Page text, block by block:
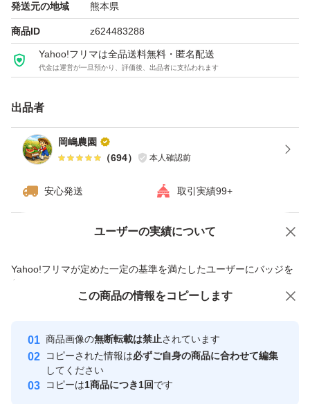
いうちに収穫しています。そのためまだ甘味が乗る前のも
のがほとんどです。時間がたつと赤くなりますが、味は変
わりません。
当農園では、真っ赤に完熟したものだけを収穫しています
ので、とても甘く美味しいトマトになります。
「トマト嫌いの子どもが食べました！」
という声もいただいています。
▼連絡事項
発送元の地域 熊本県
商品ID z624483288
Yahoo!フリマは全品送料無料・匿名配送
代金は運営が一旦預かり、評価後、出品者に支払われます
出品者
岡嶋農園
（694） 本人確認前
安心発送 取引実績99+
ユーザーの実績について
Yahoo!フリマが定めた一定の基準を満たしたユーザーにバッジを
付与しています
安心取引出品者
心・安全なユーザーです
取引実績
価格の相談 商品への質問
この商品の情報をコピーします
商品画像の無断転載は禁止されています
コピーされた情報は必ずご自身の商品に合わせて編集
してください
コピーは1商品につき1回です
この商品をみている人にオススメ